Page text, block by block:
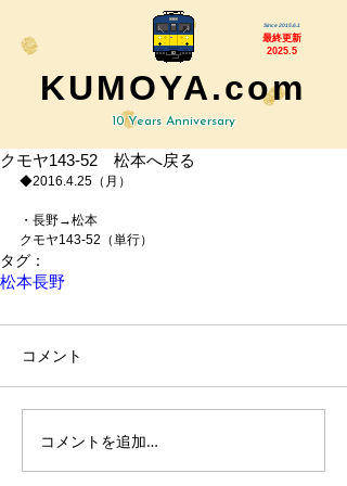
Since 2015.6.1
最終更新
2025.5
KUMOYA.com
10 Years Anniversary
クモヤ143-52 松本へ戻る
◆2016.4.25（月）
・長野→松本
クモヤ143-52（単行）
タグ：
松本長野
コメント
コメントを追加…